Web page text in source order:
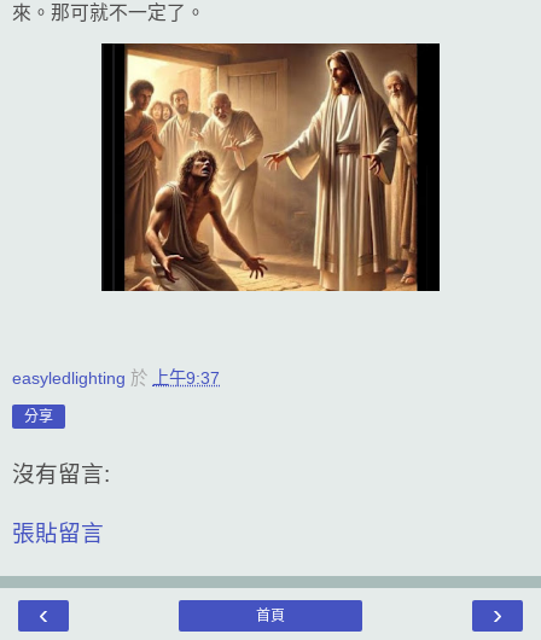
來。那可就不一定了。
easyledlighting 於 上午9:37
分享
沒有留言:
張貼留言
‹ ›
首頁